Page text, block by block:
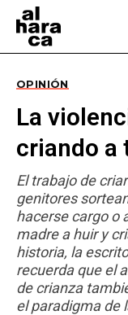
OPINIÓN
La
criando a
El trabajo de
genitores
hacerse cargo o
madre a huir y
historia, la
recuerda que el
de crianza
el paradigma de